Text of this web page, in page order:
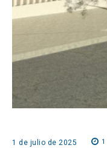
1 de julio de 2025 1